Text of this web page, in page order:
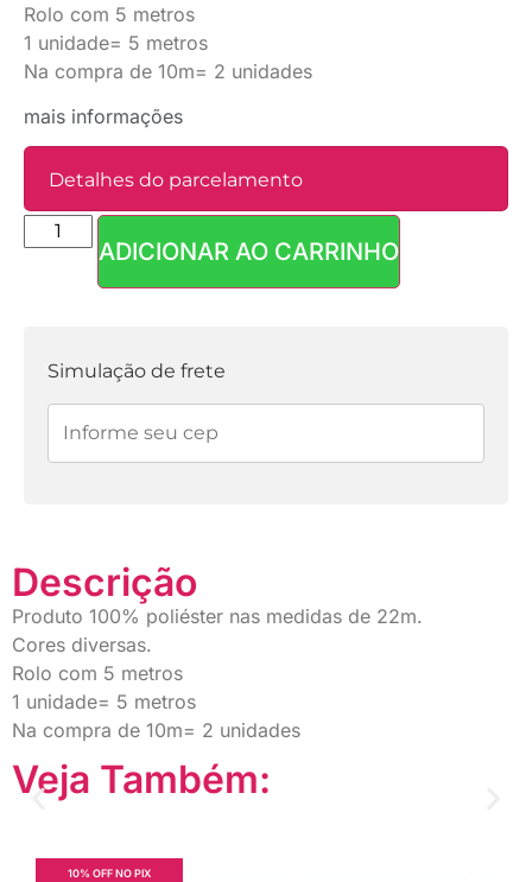
Rolo com 5 metros
1 unidade= 5 metros
Na compra de 10m= 2 unidades
mais informações
Detalhes do parcelamento
Parcelas:ADICIONAR AO CARRINHO
Simulação de frete
Descrição
Produto 100% poliéster nas medidas de 22m.
Cores diversas.
Rolo com 5 metros
1 unidade= 5 metros
Na compra de 10m= 2 unidades
Veja Também:
10% OFF NO PIX